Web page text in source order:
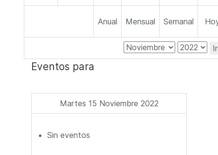
Anual Mensual Semanal
Eventos para
Martes 15 Noviembre 2022
Sin eventos